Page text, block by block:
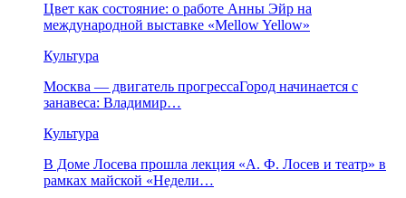
Цвет как состояние: о работе Анны Эйр на
международной выставке «Mellow Yellow»
Культура
Москва — двигатель прогрессаГород начинается с
занавеса: Владимир…
Культура
В Доме Лосева прошла лекция «А. Ф. Лосев и театр» в
рамках майской «Недели…